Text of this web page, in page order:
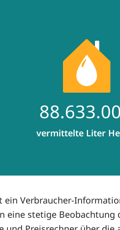
vermittelte Liter
ein Verbraucher-
eine stetige Beobachtung